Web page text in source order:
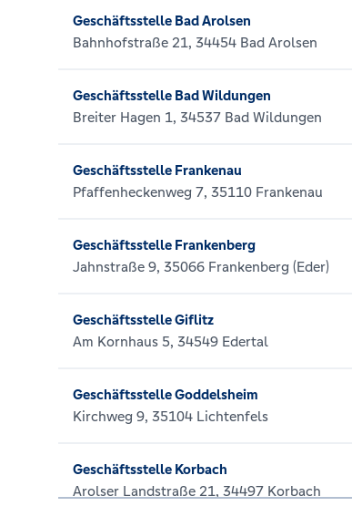
Geschäftsstelle Bad Arolsen
Bahnhofstraße 21, 34454 Bad Arolsen
Geschäftsstelle Bad Wildungen
Breiter Hagen 1, 34537 Bad Wildungen
Geschäftsstelle Frankenau
Pfaffenheckenweg 7, 35110 Frankenau
Geschäftsstelle Frankenberg
Jahnstraße 9, 35066 Frankenberg (Eder)
Geschäftsstelle Giflitz
Am Kornhaus 5, 34549 Edertal
Geschäftsstelle Goddelsheim
Kirchweg 9, 35104 Lichtenfels
Geschäftsstelle Korbach
Arolser Landstraße 21, 34497 Korbach